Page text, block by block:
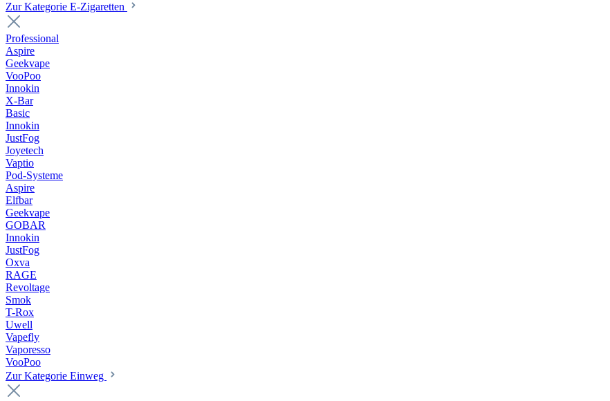
Zur Kategorie E-Zigaretten
Professional
Aspire
Geekvape
VooPoo
Innokin
X-Bar
Basic
Innokin
JustFog
Joyetech
Vaptio
Pod-Systeme
Aspire
Elfbar
Geekvape
GOBAR
Innokin
JustFog
Oxva
RAGE
Revoltage
Smok
T-Rox
Uwell
Vapefly
Vaporesso
VooPoo
Zur Kategorie Einweg